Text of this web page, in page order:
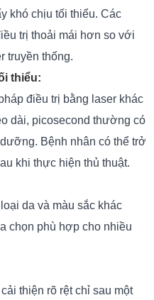
khó chịu tối thiểu. Các
trị thoải mái hơn so với
truyền thống.
thiểu:
điều trị bằng laser khác
dài, picosecond thường có
Bệnh nhân có thể trở
khi thực hiện thủ thuật.
da và màu sắc khác
chọn phù hợp cho nhiều
thiện rõ rệt chỉ sau một